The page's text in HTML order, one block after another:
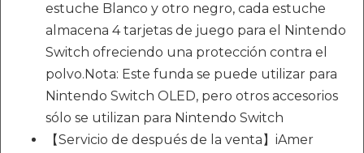
estuche Blanco y otro negro, cada estuche
almacena 4 tarjetas de juego para el Nintendo
Switch ofreciendo una protección contra el
polvo.Nota: Este funda se puede utilizar para
Nintendo Switch OLED, pero otros accesorios
sólo se utilizan para Nintendo Switch
【Servicio de después de la venta】iAmer